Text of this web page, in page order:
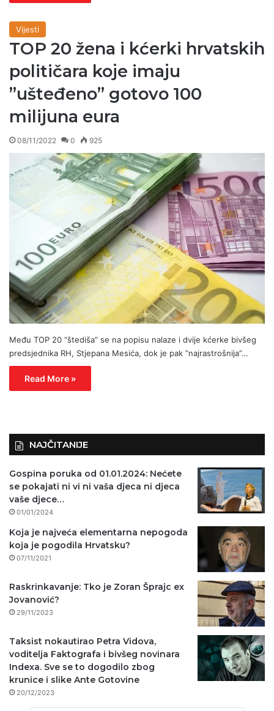
Vijesti
TOP 20 žena i kćerki hrvatskih
političara koje imaju
”ušteđeno” gotovo 100
milijuna eura
08/11/2022 0 925
Među TOP 20 “štediša” se na popisu nalaze i dvije kćerke bivšeg
predsjednika RH, Stjepana Mesića, dok je pak ”najrastrošnija”…
Read More »
NAJČITANIJE
Gospina poruka od 01.01.2024: Nećete
se pokajati ni vi ni vaša djeca ni djeca
vaše djece…
01/01/2024
Koja je najveća elementarna nepogoda
koja je pogodila Hrvatsku?
07/11/2021
Raskrinkavanje: Tko je Zoran Šprajc ex
Jovanović?
29/11/2023
Taksist nokautirao Petra Vidova,
voditelja Faktografa i bivšeg novinara
Indexa. Sve se to dogodilo zbog
krunice i slike Ante Gotovine
20/12/2023